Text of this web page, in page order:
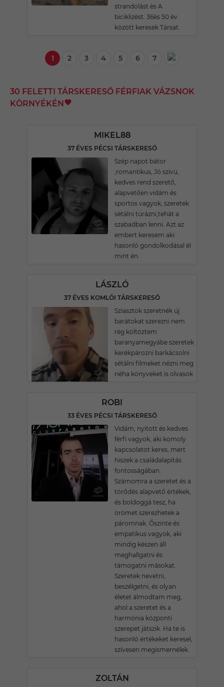
strandolást ès A
biciklizèst. 36ès 50 èv
között keresek Társat.
1 2 3 4 5 6 7
30 FELETTI TÁRSKERESŐ FÉRFIAK VÁZSNOK
KÖRNYÉKÉN
MIKEL88
37 ÉVES PÉCSI TÁRSKERESŐ
Szép napot bátor
,romantikus, Jó szívü,
kedves rend szerető,
alapvetően vidám és
sportos vagyok, szeretek
sétálni túrázni,tehát a
szabadban lenni. Azt az
embert keresem aki
hasonló gondolkodásal él
mint én.
LÁSZLÓ
37 ÉVES KOMLÓI TÁRSKERESŐ
Sziasztok szeretnék új
barátokat szerezni nem
rég költöztem
baranyamegyábe szeretek
kerékpározni barkácsolni
sétálni filmeket nézni meg
néha könyveket is olvasok
ROBI
33 ÉVES PÉCSI TÁRSKERESŐ
Vidám, nyitott és kedves
férfi vagyok, aki komoly
kapcsolatot keres, mert
hiszek a családalapítás
fontosságában.
Számomra a szeretet és a
törődés alapvető értékek,
és boldoggá tesz, ha
örömet szerezhetek a
páromnak. Őszinte és
empatikus vagyok, aki
mindig készen áll
meghallgatni és
támogatni másokat.
Szeretek nevetni,
beszélgetni, és olyan
életet álmodtam meg,
ahol a szeretet és a
harmónia központi
szerepet játszik. Ha te is
hasonló értékeket keresel,
szívesen megismernélek.
ZOLTÁN